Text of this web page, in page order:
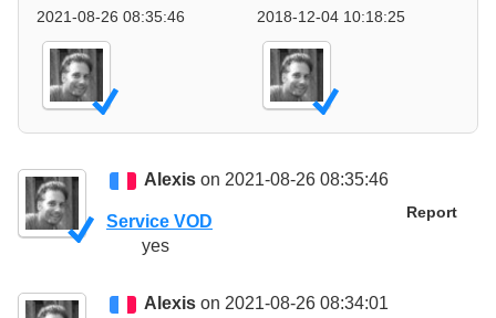
2021-08-26 08:35:46
2018-12-04 10:18:25
Alexis on 2021-08-26 08:35:46
Report
Service VOD
yes
Alexis on 2021-08-26 08:34:01